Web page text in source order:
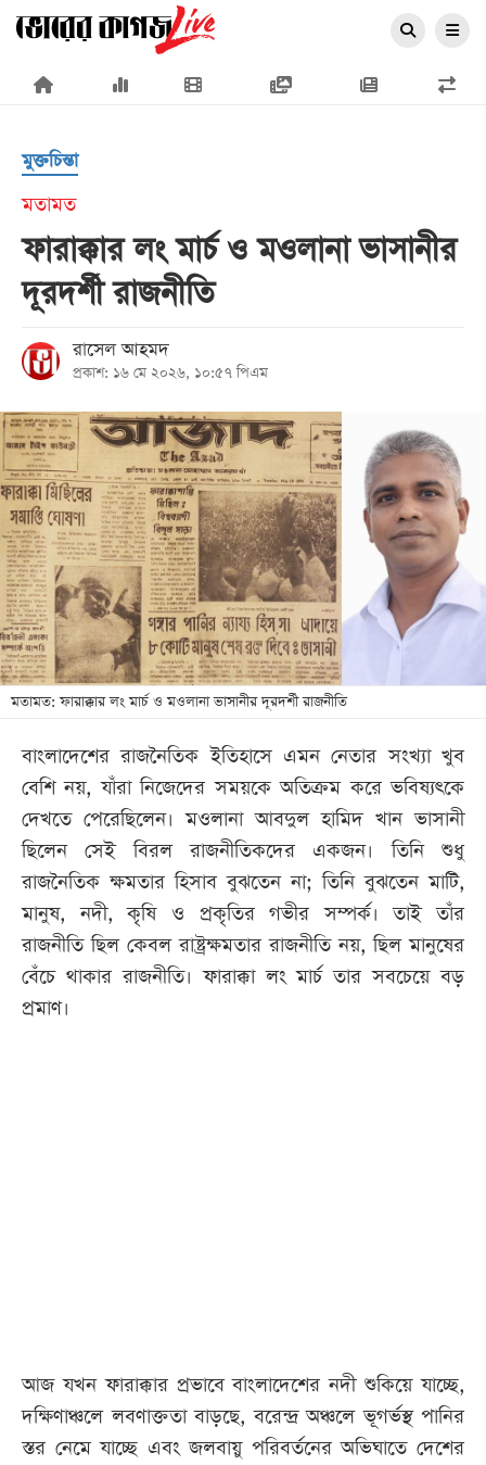
×
প্রচ্ছদ
জাতীয়
রাজনীতি
আন্তর্জাতিক
সারাদেশ
খেলা
বিনোদন
লাইফ
স্টাইল
শিক্ষা
তথ্যপ্রযুক্তি
বিভাগ
ছবি
ভিডিও
আর্কাইভ
মুক্তচিন্তা
মতামত
ফারাক্কার লং মার্চ ও মওলানা ভাসানীর
দূরদর্শী রাজনীতি
রাসেল আহমদ
প্রকাশ: ১৬ মে ২০২৬, ১০:৫৭ পিএম
মতামত: ফারাক্কার লং মার্চ ও মওলানা ভাসানীর দূরদর্শী রাজনীতি
বাংলাদেশের রাজনৈতিক ইতিহাসে এমন নেতার সংখ্যা খুব
বেশি নয়, যাঁরা নিজেদের সময়কে অতিক্রম করে ভবিষ্যৎকে
দেখতে পেরেছিলেন। মওলানা আবদুল হামিদ খান ভাসানী
ছিলেন সেই বিরল রাজনীতিকদের একজন। তিনি শুধু
রাজনৈতিক ক্ষমতার হিসাব বুঝতেন না; তিনি বুঝতেন মাটি,
মানুষ, নদী, কৃষি ও প্রকৃতির গভীর সম্পর্ক। তাই তাঁর
রাজনীতি ছিল কেবল রাষ্ট্রক্ষমতার রাজনীতি নয়, ছিল মানুষের
বেঁচে থাকার রাজনীতি। ফারাক্কা লং মার্চ তার সবচেয়ে বড়
প্রমাণ।
আজ যখন ফারাক্কার প্রভাবে বাংলাদেশের নদী শুকিয়ে যাচ্ছে,
দক্ষিণাঞ্চলে লবণাক্ততা বাড়ছে, বরেন্দ্র অঞ্চলে ভূগর্ভস্থ পানির
স্তর নেমে যাচ্ছে এবং জলবায়ু পরিবর্তনের অভিঘাতে দেশের